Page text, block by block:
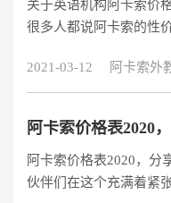
关于英语机构阿卡索价
很多人都说阿卡索的性
的，看了一下阿卡索亲
的兴趣。今天就来聊聊
有雅思托福口语课程，
亲子英语，基础英语，
人订制课程，能充分满
2021-03-12 阿卡索外
阿卡索价格表2020
阿卡索价格表2020，分
伙伴们在这个充满着紧